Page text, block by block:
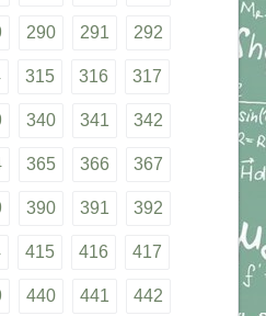
290 291 292
315 316 317
340 341 342
365 366 367
390 391 392
415 416 417
440 441 442